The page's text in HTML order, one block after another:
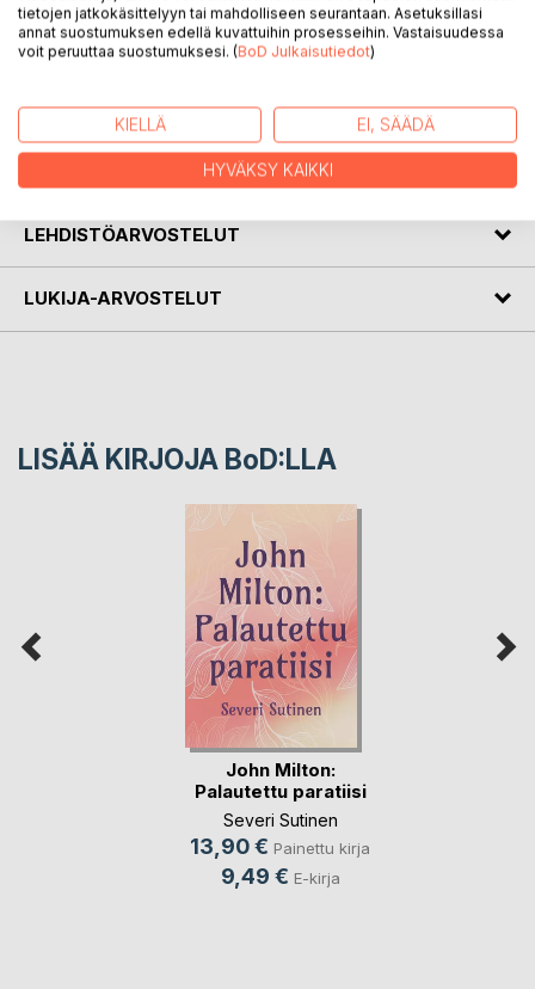
Tätä 80-luvun alussa syntynyttä naista voi hyvällä syyllä
kutsua periksiantamattomaksi selviytyjäksi ja itsensä
vastoinkäymisiltä.
LEHDISTÖARVOSTELUT
LUKIJA-ARVOSTELUT
LISÄÄ KIRJOJA BoD:LLA
John Milton:
Palautettu paratiisi
Severi Sutinen
13,90 € Painettu kirja
9,49 € E-kirja
tietojen jatkokäsittelyyn tai mahdolliseen seurantaan. Asetuksillasi
annat suostumuksen edellä kuvattuihin prosesseihin. Vastaisuudessa
voit peruuttaa suostumuksesi. (BoD Julkaisutiedot)
KIELLÄ EI, SÄÄDÄ
HYVÄKSY KAIKKI